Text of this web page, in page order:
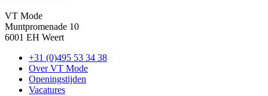
VT Mode
Muntpromenade 10
6001 EH Weert
+31 (0)495 53 34 38
Over VT Mode
Openingstijden
Vacatures